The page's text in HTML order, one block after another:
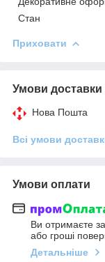
Стан
Приховати
Умови доставки
Нова Пошта
Всі умови
Умови оплати
Ви отримаєте
або гроші
Детальніше